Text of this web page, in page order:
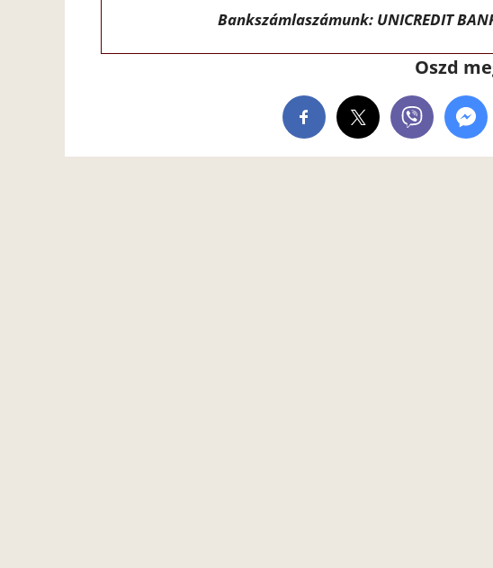
Bankszámlaszámunk: UNICREDIT
Oszd